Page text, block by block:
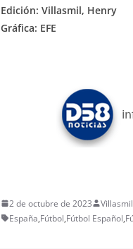
Edición: Villasmil, Henry
Gráfica: EFE
2 de octubre de 2023
España,Fútbol,Fútbol Español,